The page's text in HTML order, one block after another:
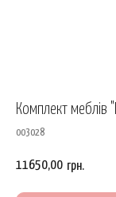
Комплект меблів
003028
11650,00 грн.